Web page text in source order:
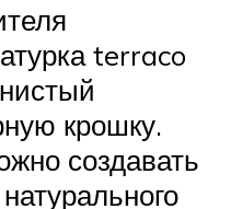
terraco
крошку.
создавать